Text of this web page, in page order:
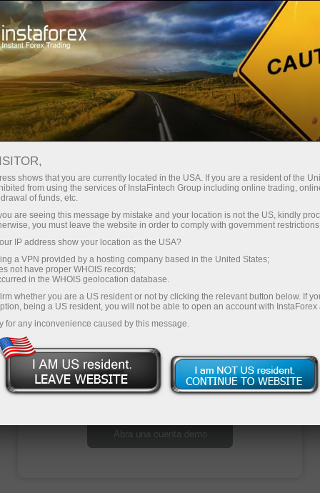
Para Principiantes
Preguntas Frecuentes
Sistema PAMM
Do you have any
questions?
We have the answers. We created this section
with the most frequently asked questions about
the affiliate program, trading conditions, the
PAMM system, registration, verification, and
other issues.
Abra una cuenta de operaciones
Abra una cuenta demo
shows that you are currently located in the USA. If you are a resident of the
from using the services of InstaFintech Group including online trading,
of funds, etc.
are seeing this message by mistake and your location is not the US, kindly
you must leave the website in order to comply with government
IP address show your location as the USA?
a VPN provided by a hosting company based in the United States;
not have proper WHOIS records;
in the WHOIS geolocation database.
whether you are a US resident or not by clicking the relevant button below. If
being a US resident, you will not be able to open an account with InstaForex
for any inconvenience caused by this message.